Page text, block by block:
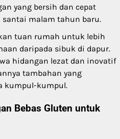
yang bersih dan cepat
malam tahun baru.
tuan rumah untuk lebih
daripada sibuk di dapur.
hidangan lezat dan inovatif
tambahan yang
kumpul-kumpul.
Bebas Gluten untuk